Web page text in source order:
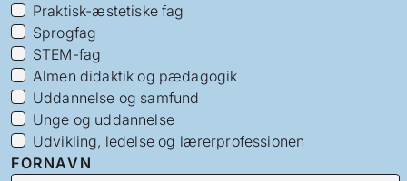
Praktisk-æstetiske fag
Sprogfag
STEM-fag
Almen didaktik og pædagogik
Uddannelse og samfund
Unge og uddannelse
Udvikling, ledelse og lærerprofessionen
FORNAVN